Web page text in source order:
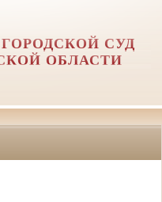
СУД
ОБЛАСТИ